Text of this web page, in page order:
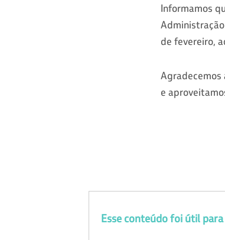
Informamos
de fevereiro,
Agradecemos
e
Esse conteúdo foi útil para